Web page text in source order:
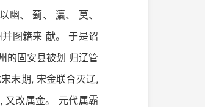
幽、 蓟、 瀛、 莫、
图籍来 献。 于是诏
的固安县被划 归辽管
末期, 宋金联合灭辽,
又改属金。 元代属霸